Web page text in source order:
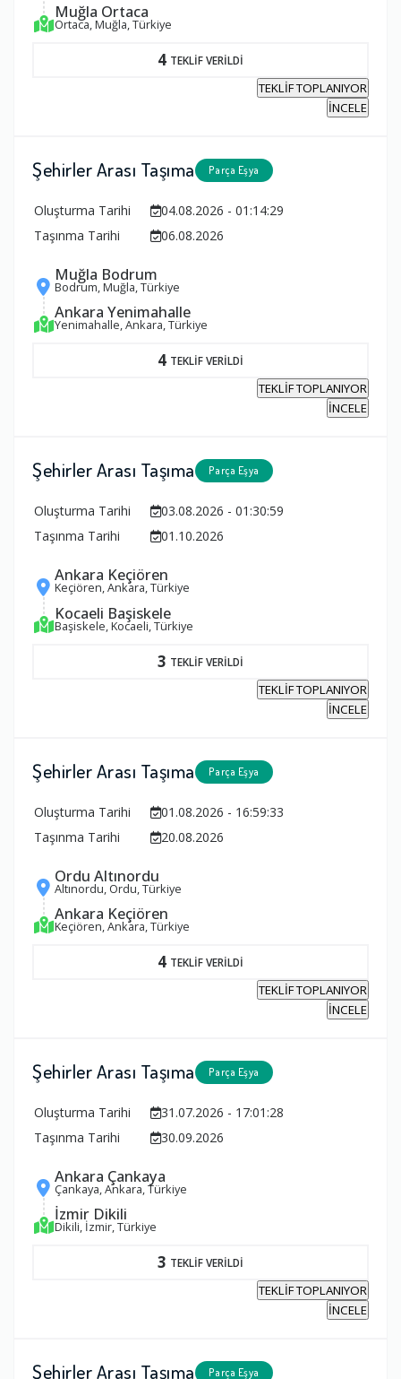
Muğla Ortaca
Ortaca, Muğla, Türkiye
4 TEKLİF VERİLDİ
TEKLİF TOPLANIYOR
İNCELE
Şehirler Arası Taşıma Parça Eşya
Oluşturma Tarihi
04.08.2026 - 01:14:29
Taşınma Tarihi
06.08.2026
Muğla Bodrum
Bodrum, Muğla, Türkiye
Ankara Yenimahalle
Yenimahalle, Ankara, Türkiye
4 TEKLİF VERİLDİ
TEKLİF TOPLANIYOR
İNCELE
Şehirler Arası Taşıma Parça Eşya
Oluşturma Tarihi
03.08.2026 - 01:30:59
Taşınma Tarihi
01.10.2026
Ankara Keçiören
Keçiören, Ankara, Türkiye
Kocaeli Başiskele
Başiskele, Kocaeli, Türkiye
3 TEKLİF VERİLDİ
TEKLİF TOPLANIYOR
İNCELE
Şehirler Arası Taşıma Parça Eşya
Oluşturma Tarihi
01.08.2026 - 16:59:33
Taşınma Tarihi
20.08.2026
Ordu Altınordu
Altınordu, Ordu, Türkiye
Ankara Keçiören
Keçiören, Ankara, Türkiye
4 TEKLİF VERİLDİ
TEKLİF TOPLANIYOR
İNCELE
Şehirler Arası Taşıma Parça Eşya
Oluşturma Tarihi
31.07.2026 - 17:01:28
Taşınma Tarihi
30.09.2026
Ankara Çankaya
Çankaya, Ankara, Türkiye
İzmir Dikili
Dikili, İzmir, Türkiye
3 TEKLİF VERİLDİ
TEKLİF TOPLANIYOR
İNCELE
Şehirler Arası Taşıma Parça Eşya